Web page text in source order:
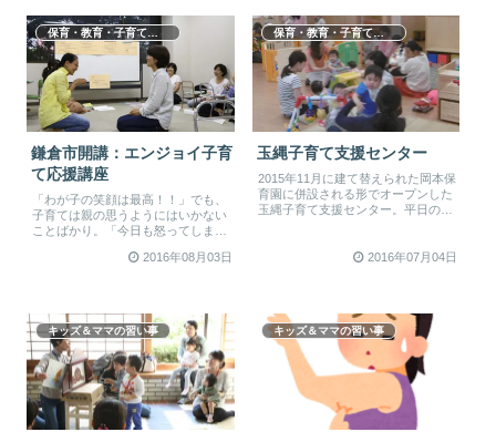
保育・教育・子育て支援
鎌倉市開講：エンジョイ子育
て応援講座
「わが子の笑顔は最高！！」でも、
子育ては親の思うようにはいかない
ことばかり。「今日も怒ってしまっ
2016年08月03日
保育・教育・子育て支援
玉縄子育て支援センター
2015年11月に建て替えられた岡本保
育園に併設される形でオープンした
玉縄子育て支援センター。平日の
2016年07月04日
キッズ＆ママの習い事 キッズ＆ママの習い事